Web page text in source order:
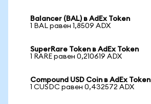
Balancer (BAL) в AdEx Token
1 BAL равен 1,8509 ADX
SuperRare Token в AdEx Token
1 RARE равен 0,210619 ADX
Compound USD Coin в AdEx Token
1 CUSDC равен 0,432572 ADX